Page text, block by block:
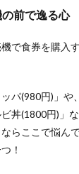
前で逸る心
で食券を購入
パ(980円)」や
丼(1800円)」
らここで悩ん
！